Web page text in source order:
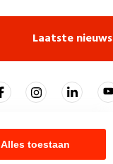
Alles toestaan
Laatste nieuws